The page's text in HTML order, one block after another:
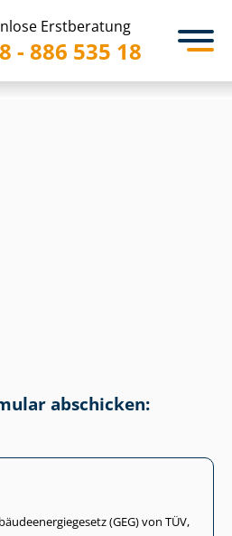
Erstberatung
- 886 535 18
abschicken:
(GEG) von TÜV,